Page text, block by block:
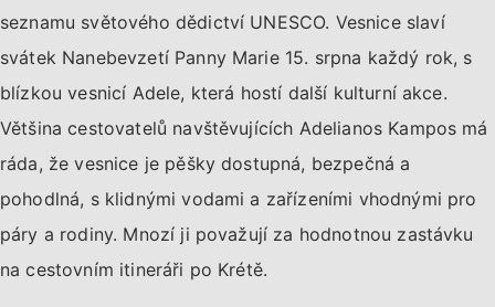
seznamu světového dědictví UNESCO. Vesnice slaví
svátek Nanebevzetí Panny Marie 15. srpna každý rok, s
blízkou vesnicí Adele, která hostí další kulturní akce.
Většina cestovatelů navštěvujících Adelianos Kampos má
ráda, že vesnice je pěšky dostupná, bezpečná a
pohodlná, s klidnými vodami a zařízeními vhodnými pro
páry a rodiny. Mnozí ji považují za hodnotnou zastávku
na cestovním itineráři po Krétě.